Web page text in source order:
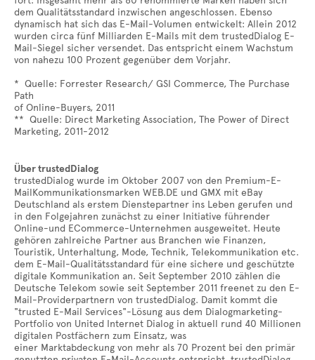
dem Qualitätsstandard inzwischen angeschlossen. Ebenso
dynamisch hat sich das E-Mail-Volumen entwickelt: Allein 2012
wurden circa fünf Milliarden E-Mails mit dem trustedDialog E-
Mail-Siegel sicher versendet. Das entspricht einem Wachstum
von nahezu 100 Prozent gegenüber dem Vorjahr.
* Quelle: Forrester Research/ GSI Commerce, The Purchase
Path
of Online-Buyers, 2011
** Quelle: Direct Marketing Association, The Power of Direct
Marketing, 2011-2012
Über trustedDialog
trustedDialog wurde im Oktober 2007 von den Premium-E-
MailKommunikationsmarken WEB.DE und GMX mit eBay
Deutschland als erstem Dienstepartner ins Leben gerufen und
in den Folgejahren zunächst zu einer Initiative führender
Online-und ECommerce-Unternehmen ausgeweitet. Heute
gehören zahlreiche Partner aus Branchen wie Finanzen,
Touristik, Unterhaltung, Mode, Technik, Telekommunikation etc.
dem E-Mail-Qualitätsstandard für eine sichere und geschützte
digitale Kommunikation an. Seit September 2010 zählen die
Deutsche Telekom sowie seit September 2011 freenet zu den E-
Mail-Providerpartnern von trustedDialog. Damit kommt die
"trusted E-Mail Services"-Lösung aus dem Dialogmarketing-
Portfolio von United Internet Dialog in aktuell rund 40 Millionen
digitalen Postfächern zum Einsatz, was
einer Marktabdeckung von mehr als 70 Prozent bei den primär